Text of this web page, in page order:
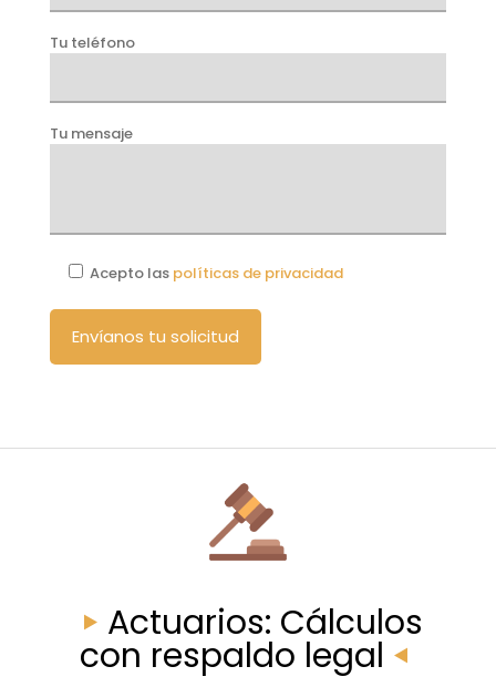
Tu teléfono
Tu mensaje
Acepto las políticas de privacidad
Actuarios: Cálculos
con respaldo legal